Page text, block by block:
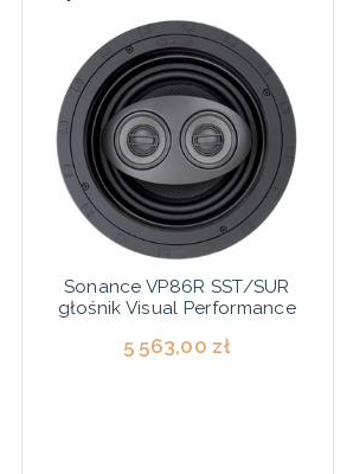
Sonance VP86R SST/SUR
głośnik Visual Performance
5 563,00 zł